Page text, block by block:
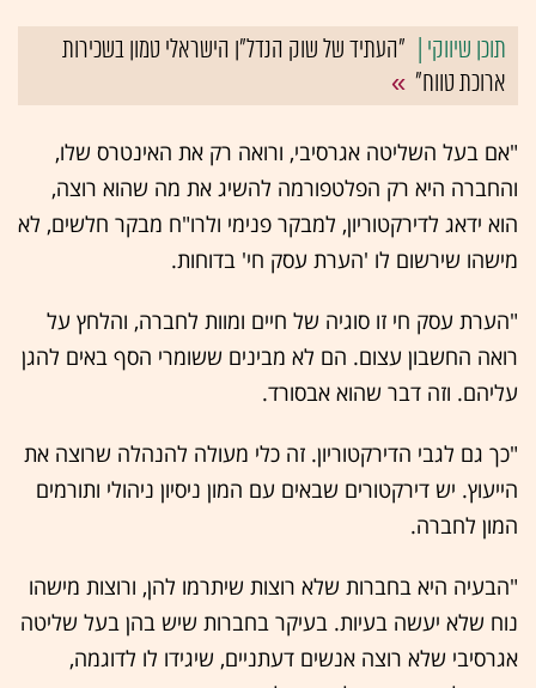
"העתיד של שוק הנדל"ן הישראלי טמון בשכירות
ארוכת טווח"
"אם בעל השליטה אגרסיבי, ורואה רק את האינטרס שלו,
והחברה היא רק הפלטפורמה להשיג את מה שהוא רוצה,
הוא ידאג לדירקטוריון, למבקר פנימי ולרו"ח מבקר חלשים, לא
מישהו שירשום לו 'הערת עסק חי' בדוחות.
"הערת עסק חי זו סוגיה של חיים ומוות לחברה, והלחץ על
רואה החשבון עצום. הם לא מבינים ששומרי הסף באים להגן
עליהם. וזה דבר שהוא אבסורד.
"כך גם לגבי הדירקטוריון. זה כלי מעולה להנהלה שרוצה את
הייעוץ. יש דירקטורים שבאים עם המון ניסיון ניהולי ותורמים
המון לחברה.
"הבעיה היא בחברות שלא רוצות שיתרמו להן, ורוצות מישהו
נוח שלא יעשה בעיות. בעיקר בחברות שיש בהן בעל שליטה
אגרסיבי שלא רוצה אנשים דעתניים, שיגידו לו לדוגמה,